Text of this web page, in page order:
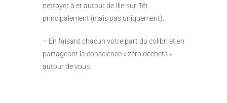
nettoyer à et autour de Ille-sur-Têt
principalement (mais pas uniquement).
– En faisant chacun votre part du colibri et en
partageant la conscience « zéro déchets »
autour de vous.